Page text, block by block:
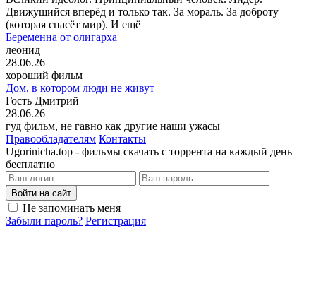
Движущийся вперёд и только так. За мораль. За доброту
(которая спасёт мир). И ещё
Беременна от олигарха
леонид
28.06.26
хороший фильм
Дом, в котором люди не живут
Гость Дмитрий
28.06.26
гуд фильм, не гавно как другие наши ужасы
Правообладателям Контакты
Ugorinicha.top - фильмы скачать с торрента на каждый день
бесплатно
Войти на сайт
Не запоминать меня
Забыли пароль? Регистрация